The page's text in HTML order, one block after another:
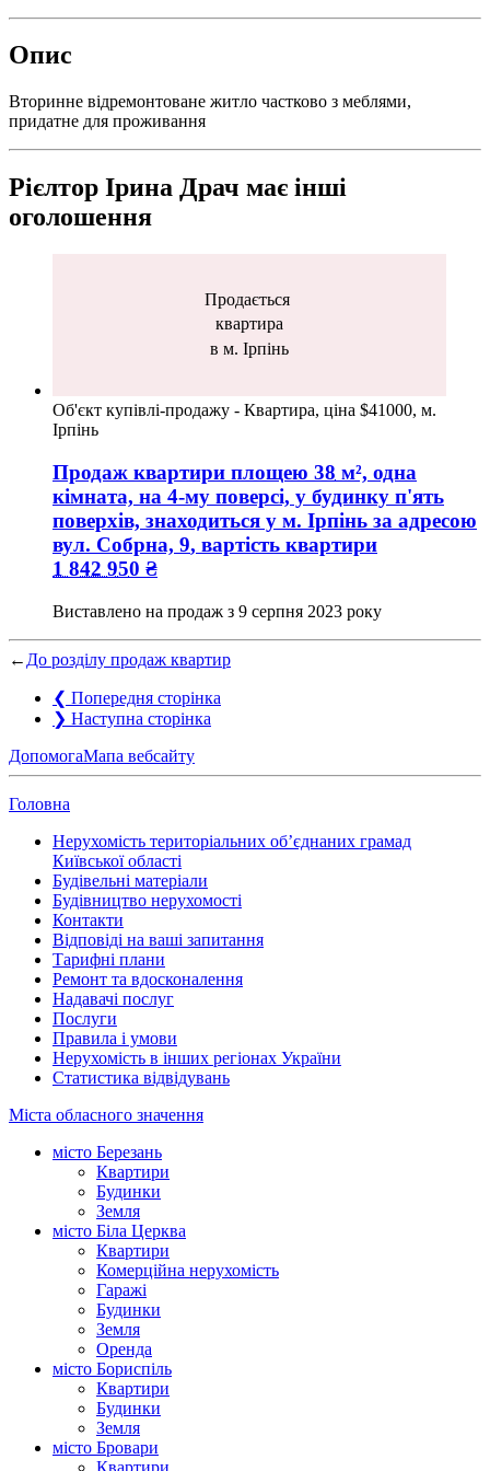
Опис
Вторинне відремонтоване житло частково з меблями,
придатне для проживання
Рієлтор Ірина Драч має інші
оголошення
Продається
квартира
в м. Ірпінь
Об'єкт купівлі-продажу - Квартира, ціна $41000, м.
Ірпінь
Продаж квартири площею 38 м², одна
кімната, на 4-му поверсі, у будинку п'ять
поверхів, знаходиться у м. Ірпінь за адресою
вул. Собрна, 9, вартість квартири
1 842 950 ₴
Виставлено на продаж з 9 серпня 2023 року
← До розділу продаж квартир
❮ Попередня сторінка
❯ Наступна сторінка
ДопомогаМапа вебсайту
Головна
Нерухомість територіальних об’єднаних грамад
Київської області
Будівельні матеріали
Будівництво нерухомості
Контакти
Відповіді на ваші запитання
Тарифні плани
Ремонт та вдосконалення
Надавачі послуг
Послуги
Правила і умови
Нерухомість в інших регіонах України
Статистика відвідувань
Міста обласного значення
місто Березань
Квартири
Будинки
Земля
місто Біла Церква
Квартири
Комерційна нерухомість
Гаражі
Будинки
Земля
Оренда
місто Бориспіль
Квартири
Будинки
Земля
місто Бровари
Квартири